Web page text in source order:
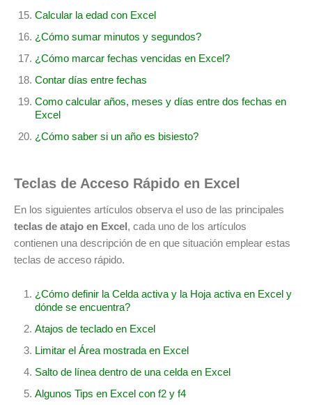
Calcular la edad con Excel
¿Cómo sumar minutos y segundos?
¿Cómo marcar fechas vencidas en Excel?
Contar días entre fechas
Como calcular años, meses y días entre dos fechas en
Excel
¿Cómo saber si un año es bisiesto?
Teclas de Acceso Rápido en Excel
En los siguientes artículos observa el uso de las principales
teclas de atajo en Excel, cada uno de los artículos
contienen una descripción de en que situación emplear estas
teclas de acceso rápido.
¿Cómo definir la Celda activa y la Hoja activa en Excel y
dónde se encuentra?
Atajos de teclado en Excel
Limitar el Área mostrada en Excel
Salto de línea dentro de una celda en Excel
Algunos Tips en Excel con f2 y f4